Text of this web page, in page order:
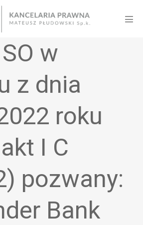
w
z dnia
roku
I C
pozwany:
Bank